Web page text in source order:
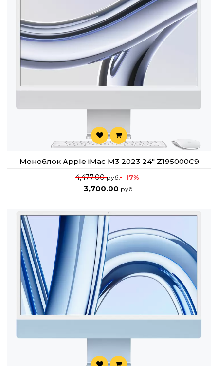
Моноблок Apple iMac M3 2023 24" Z195000C9
4,477.00руб. 17%
3,700.00 руб.